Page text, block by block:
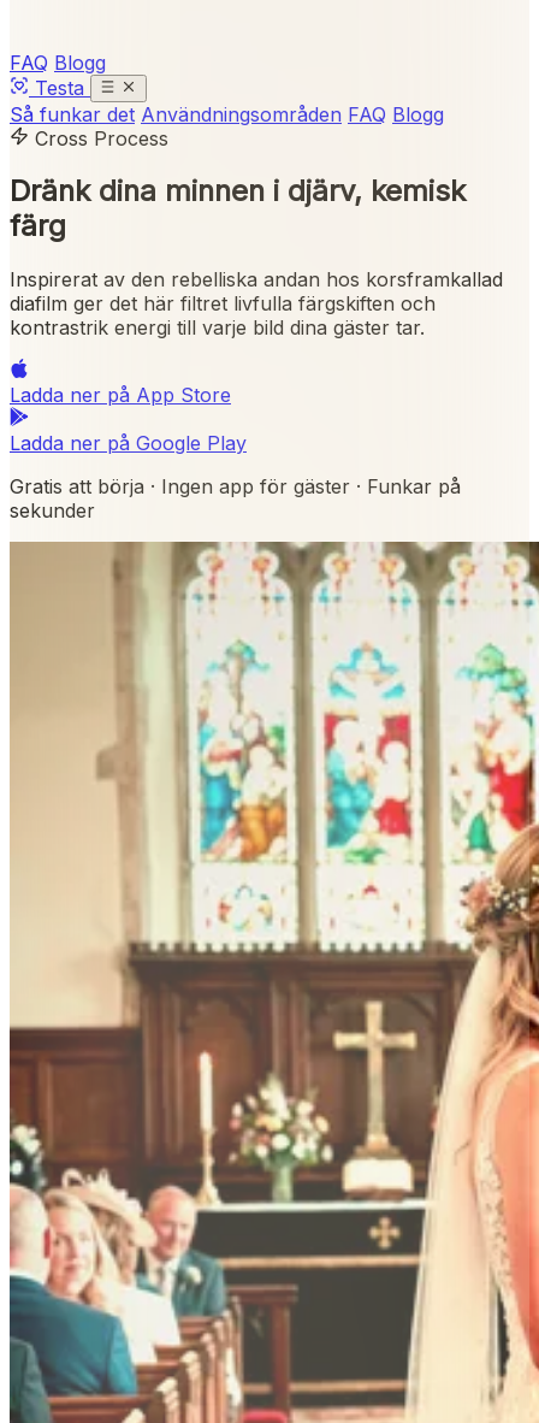
FAQ Blogg
Testa
Så funkar det Användningsområden FAQ Blogg
Cross Process
Dränk dina minnen i djärv, kemisk
färg
Inspirerat av den rebelliska andan hos korsframkallad
diafilm ger det här filtret livfulla färgskiften och
kontrastrik energi till varje bild dina gäster tar.
Ladda ner på App Store
Ladda ner på Google Play
Gratis att börja · Ingen app för gäster · Funkar på
sekunder